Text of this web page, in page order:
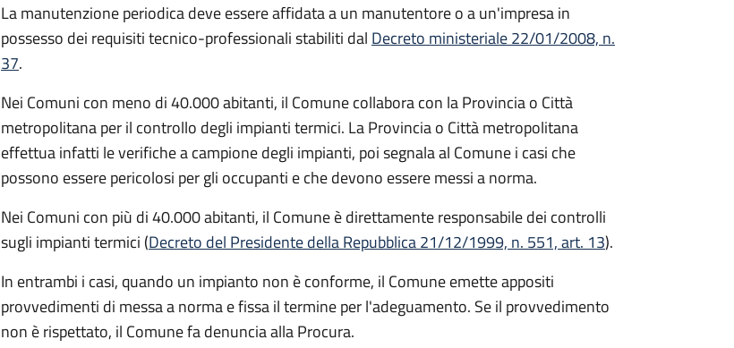
La manutenzione periodica deve essere affidata a un manutentore o a un'impresa in
possesso dei requisiti tecnico-professionali stabiliti dal Decreto ministeriale 22/01/2008, n.
37.
Nei Comuni con meno di 40.000 abitanti, il Comune collabora con la Provincia o Città
metropolitana per il controllo degli impianti termici. La Provincia o Città metropolitana
effettua infatti le verifiche a campione degli impianti, poi segnala al Comune i casi che
possono essere pericolosi per gli occupanti e che devono essere messi a norma.
Nei Comuni con più di 40.000 abitanti, il Comune è direttamente responsabile dei controlli
sugli impianti termici (Decreto del Presidente della Repubblica 21/12/1999, n. 551, art. 13).
In entrambi i casi, quando un impianto non è conforme, il Comune emette appositi
provvedimenti di messa a norma e fissa il termine per l'adeguamento. Se il provvedimento
non è rispettato, il Comune fa denuncia alla Procura.